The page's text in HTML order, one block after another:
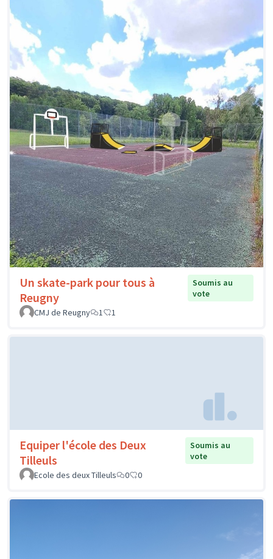
Un skate-park pour tous à
Reugny
Soumis au
vote
CMJ de Reugny
1 1
Equiper l'école des Deux
Tilleuls
Soumis au
vote
Ecole des deux Tilleuls
0 0